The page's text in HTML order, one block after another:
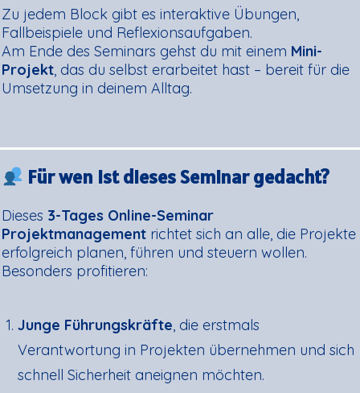
Zu jedem Block gibt es interaktive Übungen,
Fallbeispiele und Reflexionsaufgaben.
Am Ende des Seminars gehst du mit einem Mini-
Projekt, das du selbst erarbeitet hast – bereit für die
Umsetzung in deinem Alltag.
Für wen ist dieses Seminar gedacht?
Dieses 3-Tages Online-Seminar
Projektmanagement richtet sich an alle, die Projekte
erfolgreich planen, führen und steuern wollen.
Besonders profitieren:
Junge Führungskräfte, die erstmals
Verantwortung in Projekten übernehmen und sich
schnell Sicherheit aneignen möchten.